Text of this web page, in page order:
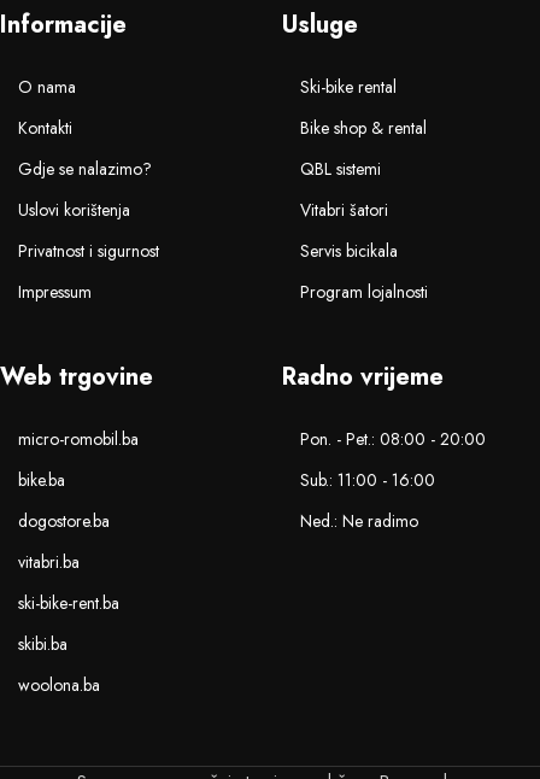
Informacije
O nama
Kontakti
Gdje se nalazimo?
Uslovi korištenja
Privatnost i sigurnost
Impressum
Usluge
Ski-bike rental
Bike shop & rental
QBL sistemi
Vitabri šatori
Servis bicikala
Program lojalnosti
Web trgovine
micro-romobil.ba
bike.ba
dogostore.ba
vitabri.ba
ski-bike-rent.ba
skibi.ba
woolona.ba
Radno vrijeme
Pon. - Pet.: 08:00 - 20:00
Sub.: 11:00 - 16:00
Ned.: Ne radimo